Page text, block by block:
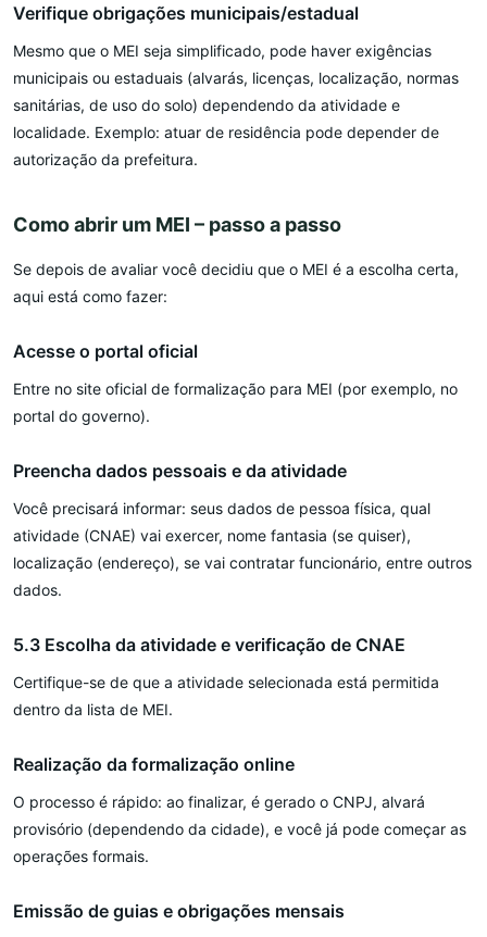
Verifique obrigações municipais/estadual
Mesmo que o MEI seja simplificado, pode haver exigências
municipais ou estaduais (alvarás, licenças, localização, normas
sanitárias, de uso do solo) dependendo da atividade e
localidade. Exemplo: atuar de residência pode depender de
autorização da prefeitura.
Como abrir um MEI – passo a passo
Se depois de avaliar você decidiu que o MEI é a escolha certa,
aqui está como fazer:
Acesse o portal oficial
Entre no site oficial de formalização para MEI (por exemplo, no
portal do governo).
Preencha dados pessoais e da atividade
Você precisará informar: seus dados de pessoa física, qual
atividade (CNAE) vai exercer, nome fantasia (se quiser),
localização (endereço), se vai contratar funcionário, entre outros
dados.
5.3 Escolha da atividade e verificação de CNAE
Certifique-se de que a atividade selecionada está permitida
dentro da lista de MEI.
Realização da formalização online
O processo é rápido: ao finalizar, é gerado o CNPJ, alvará
provisório (dependendo da cidade), e você já pode começar as
operações formais.
Emissão de guias e obrigações mensais